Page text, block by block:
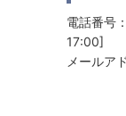
電話番号
17:00]
メールア